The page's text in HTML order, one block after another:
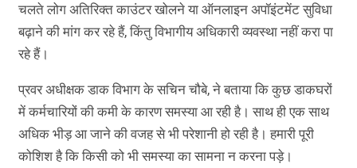
चलते लोग अतिरिक्त काउंटर खोलने या ऑनलाइन अपॉइंटमेंट सुविधा
बढ़ाने की मांग कर रहे हैं, किंतु विभागीय अधिकारी व्यवस्था नहीं करा पा
रहे हैं।
प्रवर अधीक्षक डाक विभाग के सचिन चौबे, ने बताया कि कुछ डाकघरों
में कर्मचारियों की कमी के कारण समस्या आ रही है। साथ ही एक साथ
अधिक भीड़ आ जाने की वजह से भी परेशानी हो रही है। हमारी पूरी
कोशिश है कि किसी को भी समस्या का सामना न करना पड़े।